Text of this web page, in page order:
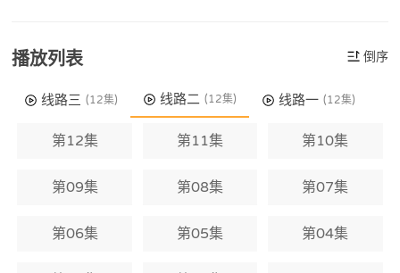
播放列表 倒序
线路三 (12集) 线路二 (12集) 线路一 (12集)
第12集 第11集 第10集
第09集 第08集 第07集
第06集 第05集 第04集